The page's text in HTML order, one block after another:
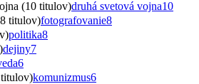
(10 titulov)druhá svetová vojna10
titulov)fotografovanie8
politika8
dejiny7
6
komunizmus6